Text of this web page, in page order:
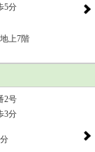
5分
上7階
2号
3分